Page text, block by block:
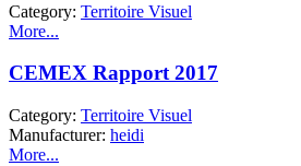
Category: Territoire Visuel
More...
CEMEX Rapport 2017
Category: Territoire Visuel
Manufacturer: heidi
More...